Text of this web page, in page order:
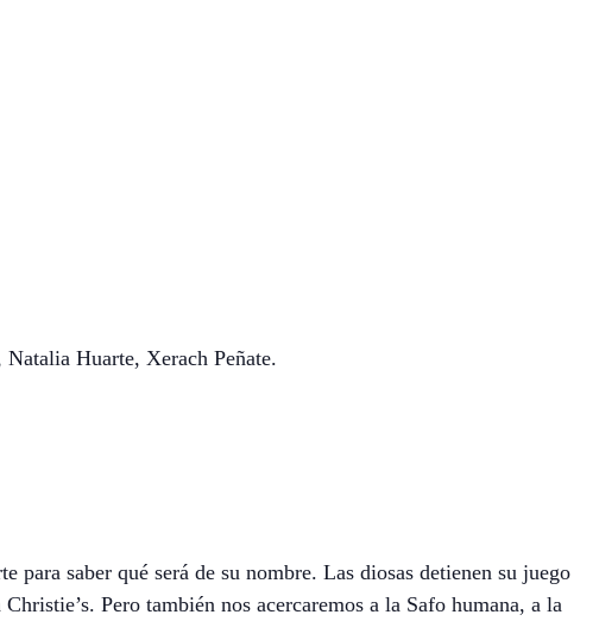
Huarte, Xerach Peñate.
saber qué será de su nombre. Las diosas detienen su juego
Pero también nos acercaremos a la Safo humana, a la